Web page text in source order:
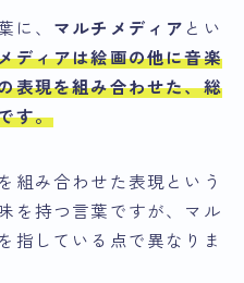
に、 マルチメディア とい
ディアは絵画の他に音楽
表現を組み合わせた、総
す。
組み合わせた表現という
を持つ言葉ですが、マル
指している点で異なりま